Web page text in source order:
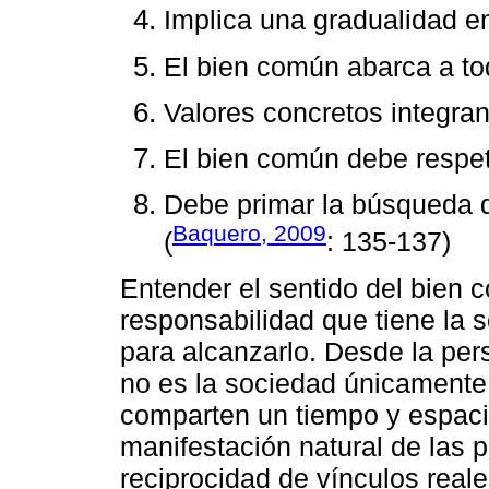
Implica una gradualidad
El bien común abarca a
Valores concretos
El bien común debe
Debe primar la búsqueda
(Baquero, 2009: 135-137)
Entender el sentido del bien
responsabilidad que tiene la
para alcanzarlo. Desde la
no es la sociedad
comparten un tiempo y
manifestación natural de las
reciprocidad de vínculos